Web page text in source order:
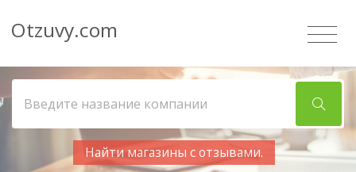
Otzuvy.com
Найти магазины с отзывами.